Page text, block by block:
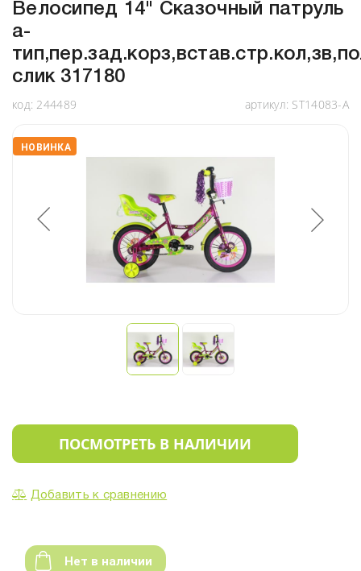
Велосипед 14" Сказочный патруль
a-
слик 317180
код: 244489 артикул: ST14083-A
НОВИНКА
ПОСМОТРЕТЬ В НАЛИЧИИ
Добавить к сравнению
Нет в наличии